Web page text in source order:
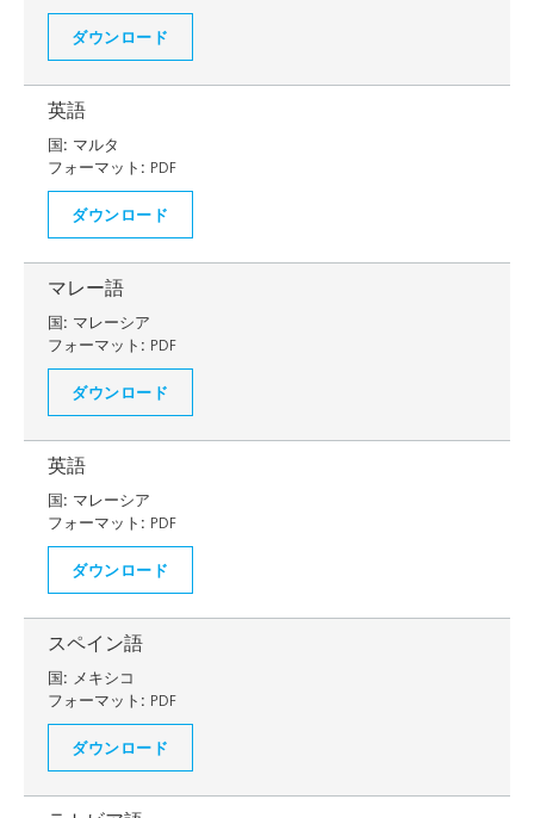
ダウンロード
英語
国: マルタ
フォーマット: PDF
ダウンロード
マレー語
国: マレーシア
フォーマット: PDF
ダウンロード
英語
国: マレーシア
フォーマット: PDF
ダウンロード
スペイン語
国: メキシコ
フォーマット: PDF
ダウンロード